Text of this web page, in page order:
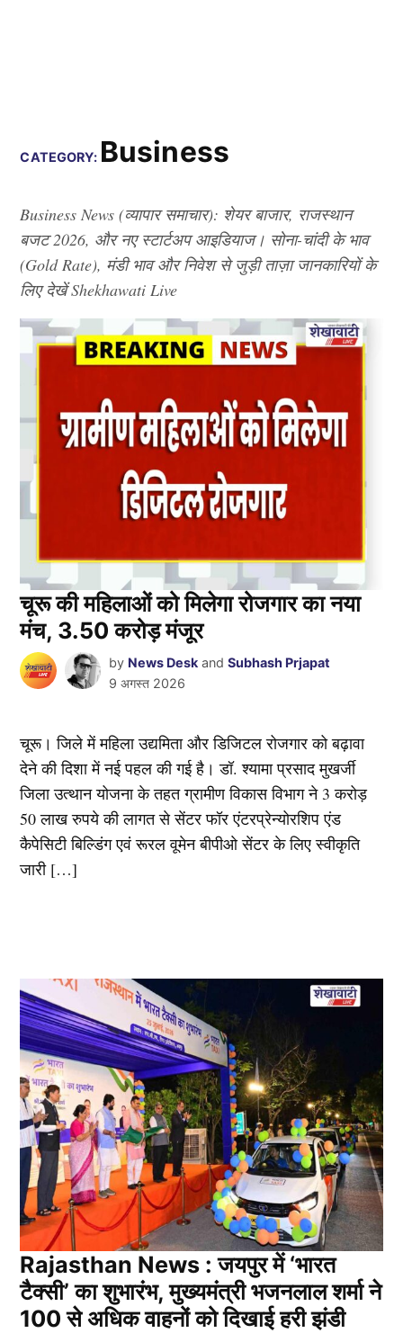
CATEGORY: Business
Business News (व्यापार समाचार): शेयर बाजार, राजस्थान
बजट 2026, और नए स्टार्टअप आइडियाज। सोना-चांदी के भाव
(Gold Rate), मंडी भाव और निवेश से जुड़ी ताज़ा जानकारियों के
लिए देखें Shekhawati Live
चूरू की महिलाओं को मिलेगा रोजगार का नया
मंच, 3.50 करोड़ मंजूर
by News Desk andSubhash Prjapat
9 अगस्त 2026
चूरू। जिले में महिला उद्यमिता और डिजिटल रोजगार को बढ़ावा
देने की दिशा में नई पहल की गई है। डॉ. श्यामा प्रसाद मुखर्जी
जिला उत्थान योजना के तहत ग्रामीण विकास विभाग ने 3 करोड़
50 लाख रुपये की लागत से सेंटर फॉर एंटरप्रेन्योरशिप एंड
कैपेसिटी बिल्डिंग एवं रूरल वूमेन बीपीओ सेंटर के लिए स्वीकृति
जारी […]
Rajasthan News : जयपुर में ‘भारत
टैक्सी’ का शुभारंभ, मुख्यमंत्री भजनलाल शर्मा ने
100 से अधिक वाहनों को दिखाई हरी झंडी